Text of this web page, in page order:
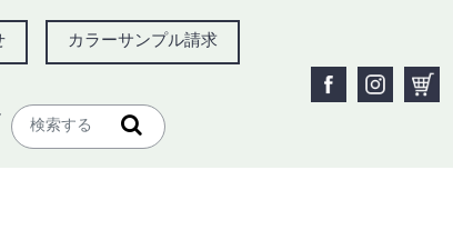
カラーサンプル請求